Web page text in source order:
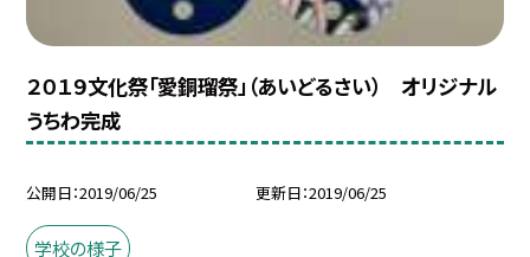
２０１９文化祭「愛銅瑠祭」（あいどるさい） オリジナル
うちわ完成
公開日 2019/06/25 更新日 2019/06/25
学校の様子